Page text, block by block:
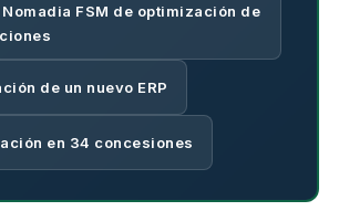
FSM de optimización de
de un nuevo ERP
en 34 concesiones